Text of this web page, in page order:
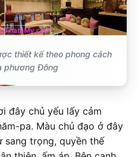
thiết kế theo phong cách
phương Đông
đây chủ yếu lấy cảm
pa. Màu chủ đạo ở đây
sang trọng, quyền thế